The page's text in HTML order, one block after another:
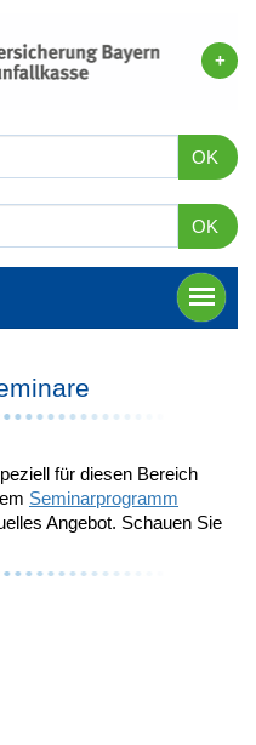
OK
OK
für diesen Bereich
Seminarprogramm
Angebot. Schauen Sie